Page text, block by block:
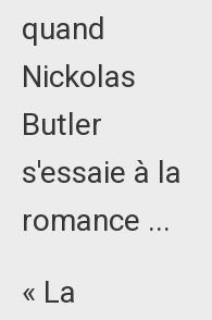
quand
Nickolas
Butler
s'essaie à la
romance ...
« La